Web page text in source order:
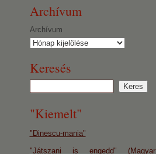
Archívum
Archívum
Keresés
"Kiemelt"
"Dinescu-mania"
"Játszani is engedd" (Magyar